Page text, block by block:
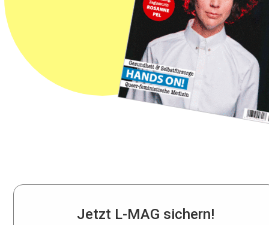
Jetzt L-MAG sichern!